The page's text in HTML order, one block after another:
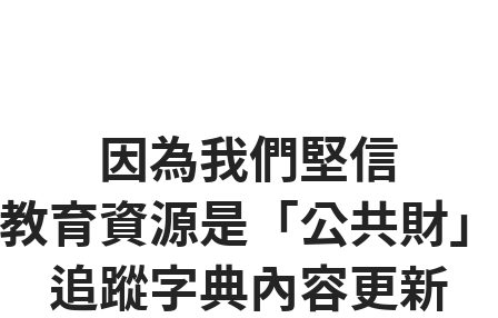
因為我們堅信
教育資源是「公共財」
追蹤字典內容更新